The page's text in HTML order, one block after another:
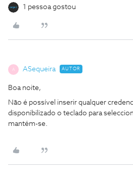
1 pessoa gostou
A ASequeira AUTOR
Boa noite,
Não é possível inserir qualquer
disponibilizado o teclado para
mantém-se.